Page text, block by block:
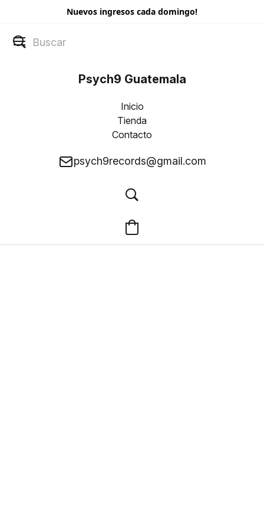
Nuevos ingresos cada domingo!
Psych9 Guatemala
Inicio
Tienda
Contacto
psych9records@gmail.com